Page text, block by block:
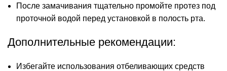
После замачивания тщательно промойте протез под
проточной водой перед установкой в полость рта.
Дополнительные рекомендации:
Избегайте использования отбеливающих средств